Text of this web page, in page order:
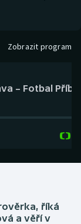
Zobrazit program
– Fotbal
říká
a věří v